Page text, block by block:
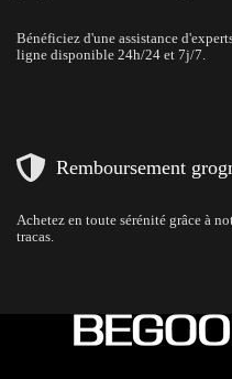
Bénéficiez d'une assistance
ligne disponible 24h/24 et 7j/7.
Remboursement
Achetez en toute sérénité grâce à
tracas.